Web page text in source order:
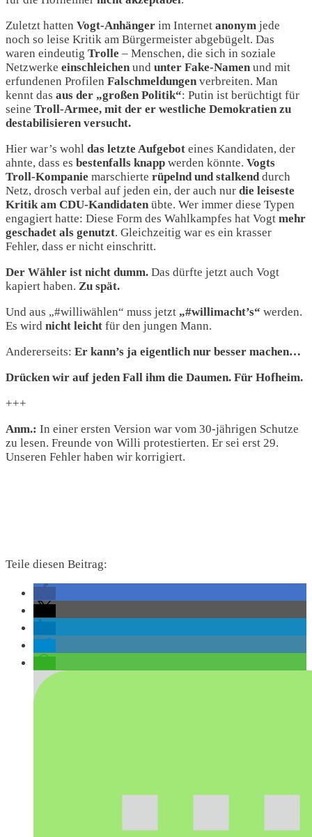
Zuletzt hatten Vogt-Anhänger im Internet anonym jede
noch so leise Kritik am Bürgermeister abgebügelt. Das
waren eindeutig Trolle – Menschen, die sich in soziale
Netzwerke einschleichen und unter Fake-Namen und mit
erfundenen Profilen Falschmeldungen verbreiten. Man
kennt das aus der „großen Politik“: Putin ist berüchtigt für
seine Troll-Armee, mit der er westliche Demokratien zu
destabilisieren versucht.
Hier war’s wohl das letzte Aufgebot eines Kandidaten, der
ahnte, dass es bestenfalls knapp werden könnte. Vogts
Troll-Kompanie marschierte rüpelnd und stalkenddurch
Netz, drosch verbal auf jeden ein, der auch nur die leiseste
Kritik am CDU-Kandidaten übte. Wer immer diese Typen
engagiert hatte: Diese Form des Wahlkampfes hat Vogt mehr
geschadet als genutzt. Gleichzeitig war es ein krasser
Fehler, dass er nicht einschritt.
Der Wähler ist nicht dumm. Das dürfte jetzt auch Vogt
kapiert haben. Zu spät.
Und aus „#williwählen“ muss jetzt „#willimacht’s“ werden.
Es wird nicht leicht für den jungen Mann.
Andererseits: Er kann’s ja eigentlich nur besser machen…
Drücken wir auf jeden Fall ihm die Daumen. Für Hofheim.
+++
Anm.: In einer ersten Version war vom 30-jährigen Schutze
zu lesen. Freunde von Willi protestierten. Er sei erst 29.
Unseren Fehler haben wir korrigiert.
Teile diesen Beitrag: